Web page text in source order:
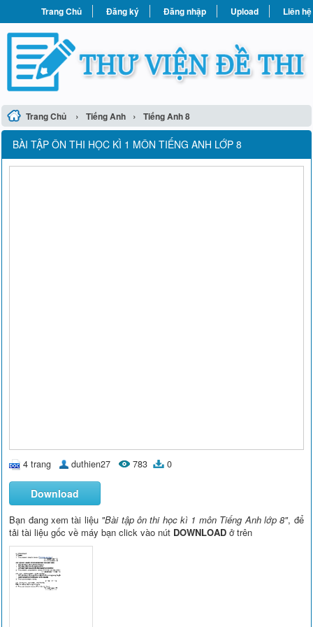
Trang Chủ Đăng ký Đăng nhập Upload Liên hệ
Trang Chủ › Tiếng Anh › Tiếng Anh 8
BÀI TẬP ÔN THI HỌC KÌ 1 MÔN TIẾNG ANH LỚP 8
4 trang duthien27 783 0
Download
Bạn đang xem tài liệu "Bài tập ôn thi học kì 1 môn Tiếng Anh lớp 8", để
tải tài liệu gốc về máy bạn click vào nút DOWNLOAD ở trên